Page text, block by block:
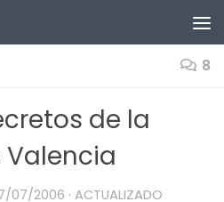
8
de la
07/2006 · ACTUALIZADO